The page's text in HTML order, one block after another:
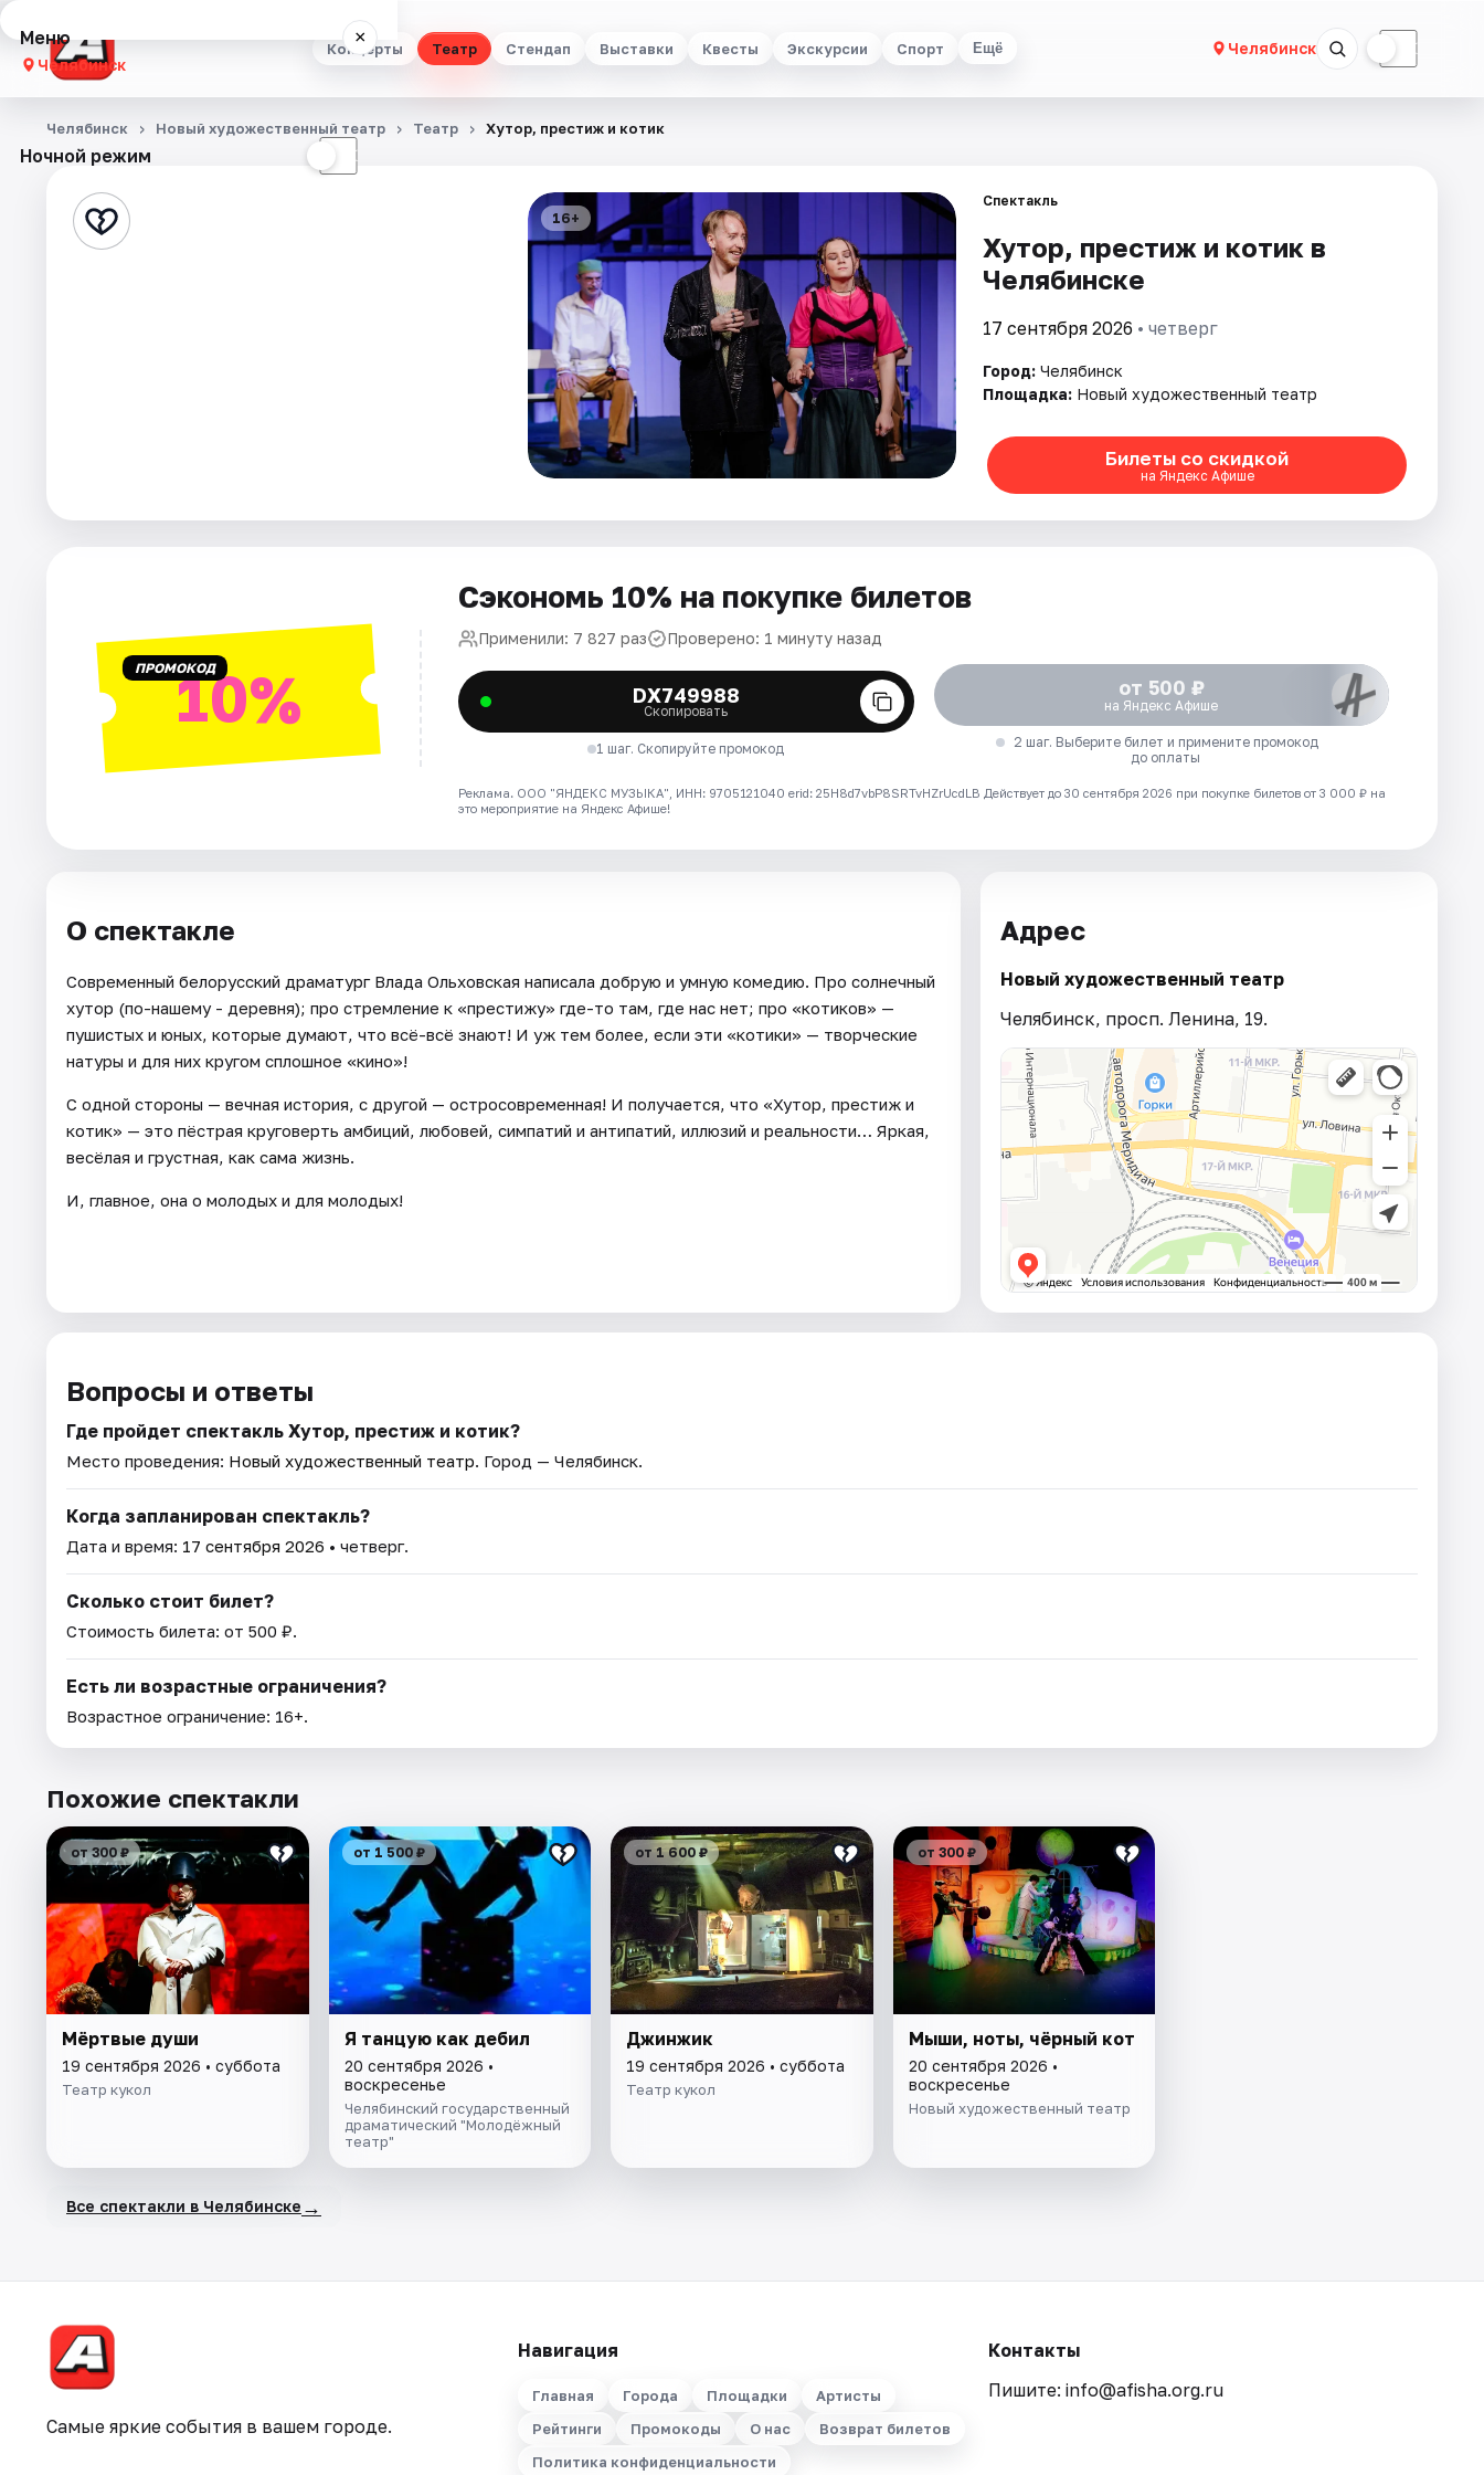
Концерты Театр Стендап Выставки Квесты Экскурсии Спорт Ещё Челябинск ☾
Меню ×
Челябинск
Концерты
Стендап
Артисты
Ночной режим ☾
Челябинск Новый художественный театр Театр Хутор, престиж и котик
16+
Спектакль
Хутор, престиж и котик в
Челябинске
17 сентября 2026 • четверг
Город: Челябинск
Площадка: Новый художественный театр
Билеты со скидкой
на Яндекс Афише
ПРОМОКОД10%
Сэкономь 10% на покупке билетов
Применили: 7 827 раз Проверено: 1 минуту назад
DX749988
Скопировать
1 шаг. Скопируйте промокод
от 500 ₽
на Яндекс Афише
2 шаг. Выберите билет и примените промокод
до оплаты
Реклама. ООО "ЯНДЕКС МУЗЫКА", ИНН: 9705121040 erid: 25H8d7vbP8SRTvHZrUcdLB Действует до 30 сентября 2026 при покупке билетов от 3 000 ₽ на
это мероприятие на Яндекс Афише!
О спектакле
Современный белорусский драматург Влада Ольховская написала добрую и умную комедию. Про солнечный
хутор (по-нашему - деревня); про стремление к «престижу» где-то там, где нас нет; про «котиков» —
пушистых и юных, которые думают, что всё-всё знают! И уж тем более, если эти «котики» — творческие
натуры и для них кругом сплошное «кино»!
С одной стороны — вечная история, с другой — остросовременная! И получается, что «Хутор, престиж и
котик» — это пёстрая круговерть амбиций, любовей, симпатий и антипатий, иллюзий и реальности… Яркая,
весёлая и грустная, как сама жизнь.
И, главное, она о молодых и для молодых!
Адрес
Новый художественный театр
Челябинск, просп. Ленина, 19.
Вопросы и ответы
Где пройдет спектакль Хутор, престиж и котик?
Место проведения: Новый художественный театр. Город — Челябинск.
Когда запланирован спектакль?
Дата и время: 17 сентября 2026 • четверг.
Сколько стоит билет?
Стоимость билета: от 500 ₽.
Есть ли возрастные ограничения?
Возрастное ограничение: 16+.
Похожие спектакли
от 300 ₽
Мёртвые души
19 сентября 2026 • суббота
Театр кукол
от 1 500 ₽
Я танцую как дебил
20 сентября 2026 •
воскресенье
Челябинский государственный
драматический "Молодёжный
театр"
от 1 600 ₽
Джинжик
19 сентября 2026 • суббота
Театр кукол
от 300 ₽
Мыши, ноты, чёрный кот
20 сентября 2026 •
воскресенье
Новый художественный театр
Все спектакли в Челябинске →
Самые яркие события в вашем городе.
Навигация
Главная Города Площадки
Артисты
Рейтинги
Промокоды О нас
Возврат билетов
Политика конфиденциальности
Контакты
Пишите: info@afisha.org.ru